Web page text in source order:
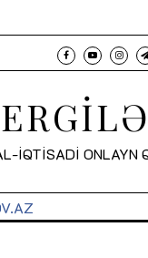
İQTİSADİ ONLAYN